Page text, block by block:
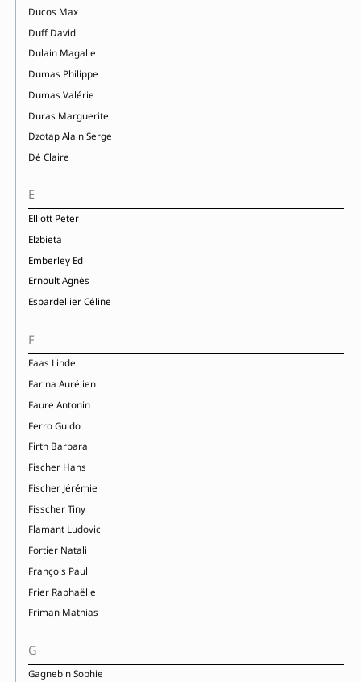
Ducos Max
Duff David
Dulain Magalie
Dumas Philippe
Dumas Valérie
Duras Marguerite
Dzotap Alain Serge
Dé Claire
E
Elliott Peter
Elzbieta
Emberley Ed
Ernoult Agnès
Espardellier Céline
F
Faas Linde
Farina Aurélien
Faure Antonin
Ferro Guido
Firth Barbara
Fischer Hans
Fischer Jérémie
Fisscher Tiny
Flamant Ludovic
Fortier Natali
François Paul
Frier Raphaëlle
Friman Mathias
G
Gagnebin Sophie